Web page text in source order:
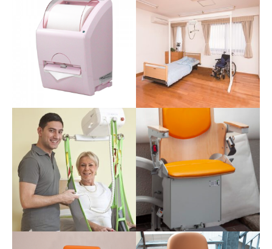
WOOD LUCK ～ウッドラ
ック～
ルター
タスカルりふと
段差解消機タスカルLIFTがあ
れば車いすに乗ったまま、段
差を昇り降りでき、外出が容
易になります。
自動三角折ペーパーホル
ダー オリフジ
Made in JAPAN のおもてなし
かるがる®サテライト
天井走行リフト「かるがるサ